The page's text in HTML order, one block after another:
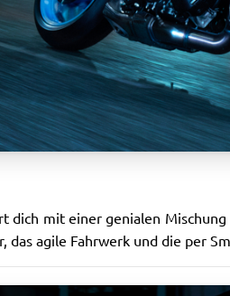
dich mit einer genialen
agile Fahrwerk und die per